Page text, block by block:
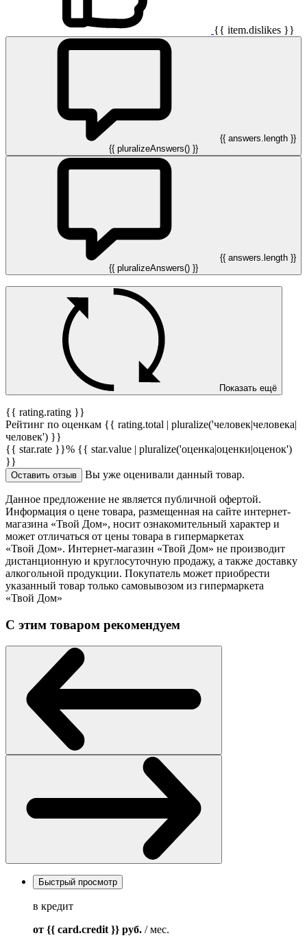
{{ item.dislikes }}
{{ answers.length }}
{{ pluralizeAnswers() }}
{{ answers.length }}
{{ pluralizeAnswers() }}
Показать ещё
{{ rating.rating }}
Рейтинг по оценкам {{ rating.total | pluralize('человек|человека|
человек') }}
{{ star.rate }}% {{ star.value | pluralize('оценка|оценки|оценок')
}}
Оставить отзыв Вы уже оценивали данный товар.
Данное предложение не является публичной офертой.
Информация о цене товара, размещенная на сайте интернет-
магазина «Твой Дом», носит ознакомительный характер и
может отличаться от цены товара в гипермаркетах
«Твой Дом». Интернет-магазин «Твой Дом» не производит
дистанционную и круглосуточную продажу, а также доставку
алкогольной продукции. Покупатель может приобрести
указанный товар только самовывозом из гипермаркета
«Твой Дом»
С этим товаром рекомендуем
Быстрый просмотр
в кредит
от {{ card.credit }} руб. / мес.